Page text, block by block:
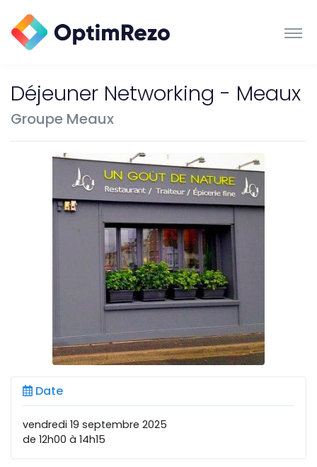
Déjeuner Networking - Meaux
Groupe Meaux
Date
vendredi 19 septembre 2025
de 12h00 à 14h15